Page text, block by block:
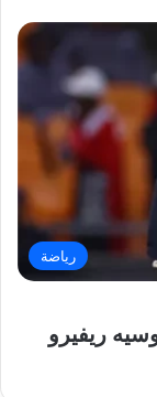
رياضة
ريفيرو